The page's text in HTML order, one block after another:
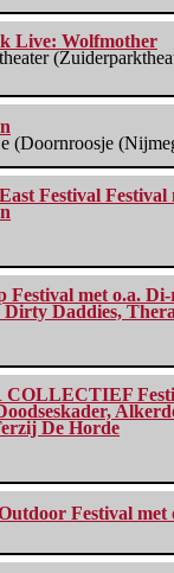
Live: Wolfmother
(Doornroosje
Festival Festival
Festival met o.a.
Daddies,
De Horde
Festival met